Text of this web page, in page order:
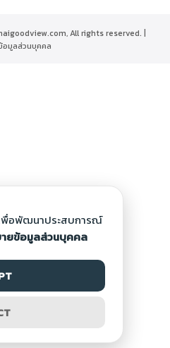
All rights reserved. |
อมูลส่วนบุคคล
พื่อพัฒนาประสบการณ์
ายข้อมูลส่วนบุคคล